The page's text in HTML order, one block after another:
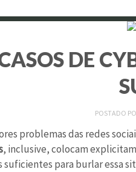
DE
POSTADO
problemas das redes
, inclusive, colocam
suficientes para burlar essa